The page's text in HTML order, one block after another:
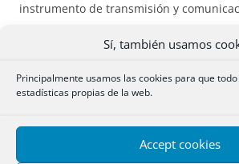
Sí, también usamos
Principalmente usamos las cookies para que
estadísticas propias de la web.
Accept cookies
instrumento de transmisión y
Bitacora Millennium DIPr.pretende,
conocimientos relacionados con el
producción normativo es incompatible
los estudios doctrinales vean la luz